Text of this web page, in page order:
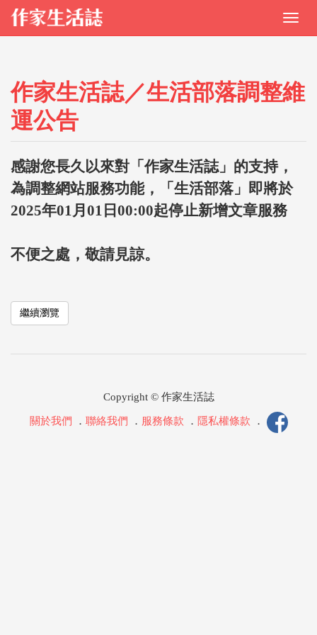
作家生活誌／生活部落調整維
運公告
感謝您長久以來對「作家生活誌」的支持，
為調整網站服務功能，「生活部落」即將於
2025年01月01日00:00起停止新增文章服務
不便之處，敬請見諒。
繼續瀏覽
Copyright © 作家生活誌
關於我們 ． 聯絡我們 ． 服務條款 ． 隱私權條款 ．